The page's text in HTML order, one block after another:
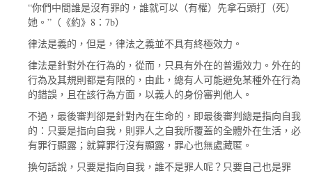
“你們中間誰是沒有罪的，誰就可以（有權）先拿石頭打（死）
她。 ” （《約》 8 ： 7b）
律法是義的，但是，律法之義並不具有終極效力。
律法是針對外在行為的，從而，只具有外在的普遍效力。外在的
行為及其規則都是有限的，由此，總有人可能避免某種外在行為
的錯誤，且在該行為方面，以義人的身份審判他人。
不過，最後審判卻是針對內在生命的，即最後審判總是指向自我
的：只要是指向自我，則罪人之自我所覆蓋的全體外在生活，必
有罪行顯露；就算罪行沒有顯露，罪心也無處藏匿。
換句話說，只要是指向自我，誰不是罪人呢？只要自己也是罪